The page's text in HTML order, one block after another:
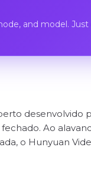
and model.
desenvolvido
Ao
o Hunyuan